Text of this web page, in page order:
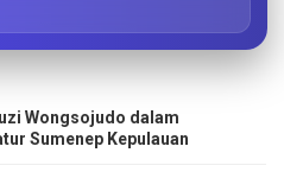
Wongsojudo dalam
Sumenep Kepulauan